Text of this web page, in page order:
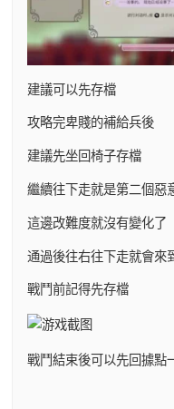
建議可以先存檔
攻略完卑賤的補給兵後
建議先坐回椅子存檔
繼續往下走就是第二個惡
這邊改難度就沒有變化了
通過後往右往下走就會來
戰鬥前記得先存檔
戰鬥結束後可以先回據點